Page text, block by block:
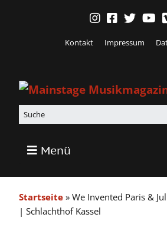
Kontakt Impressum
Menü
Startseite » We Invented Paris &
| Schlachthof Kassel